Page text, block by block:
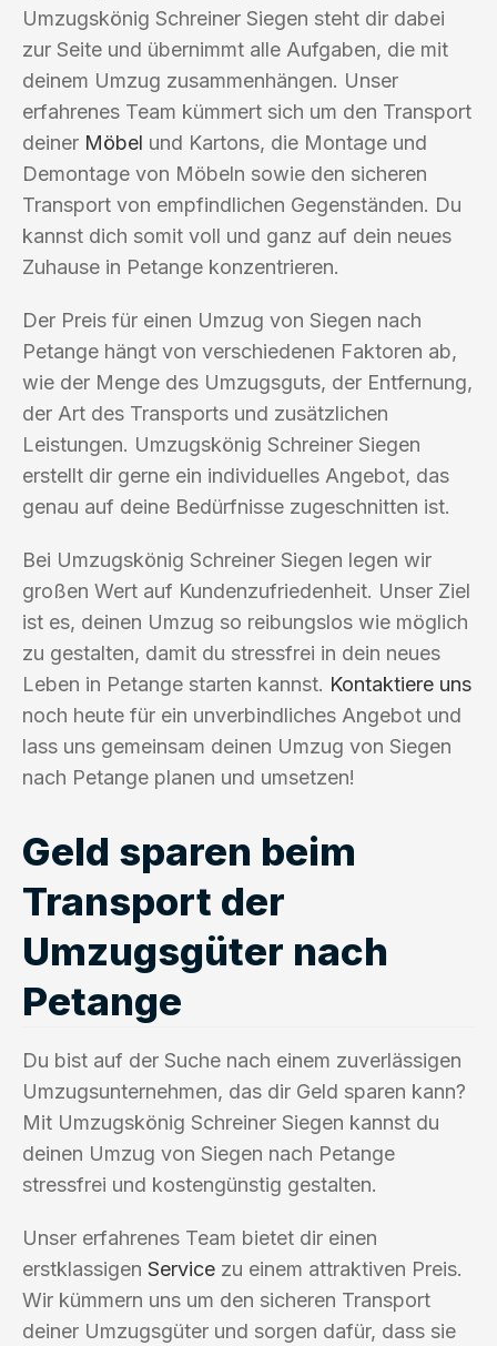
Umzugskönig Schreiner Siegen steht dir dabei
zur Seite und übernimmt alle Aufgaben, die mit
deinem Umzug zusammenhängen. Unser
erfahrenes Team kümmert sich um den Transport
deiner Möbel und Kartons, die Montage und
Demontage von Möbeln sowie den sicheren
Transport von empfindlichen Gegenständen. Du
kannst dich somit voll und ganz auf dein neues
Zuhause in Petange konzentrieren.
Der Preis für einen Umzug von Siegen nach
Petange hängt von verschiedenen Faktoren ab,
wie der Menge des Umzugsguts, der Entfernung,
der Art des Transports und zusätzlichen
Leistungen. Umzugskönig Schreiner Siegen
erstellt dir gerne ein individuelles Angebot, das
genau auf deine Bedürfnisse zugeschnitten ist.
Bei Umzugskönig Schreiner Siegen legen wir
großen Wert auf Kundenzufriedenheit. Unser Ziel
ist es, deinen Umzug so reibungslos wie möglich
zu gestalten, damit du stressfrei in dein neues
Leben in Petange starten kannst. Kontaktiere uns
noch heute für ein unverbindliches Angebot und
lass uns gemeinsam deinen Umzug von Siegen
nach Petange planen und umsetzen!
Geld sparen beim
Transport der
Umzugsgüter nach
Petange
Du bist auf der Suche nach einem zuverlässigen
Umzugsunternehmen, das dir Geld sparen kann?
Mit Umzugskönig Schreiner Siegen kannst du
deinen Umzug von Siegen nach Petange
stressfrei und kostengünstig gestalten.
Unser erfahrenes Team bietet dir einen
erstklassigen Service zu einem attraktiven Preis.
Wir kümmern uns um den sicheren Transport
deiner Umzugsgüter und sorgen dafür, dass sie